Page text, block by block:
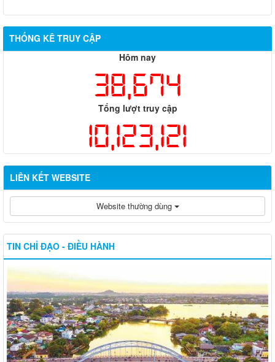
THỐNG KÊ TRUY CẬP
Hôm nay
38,674
Tổng lượt truy cập
10,123,121
LIÊN KẾT WEBSITE
Website thường dùng
TIN CHỈ ĐẠO - ĐIỀU HÀNH